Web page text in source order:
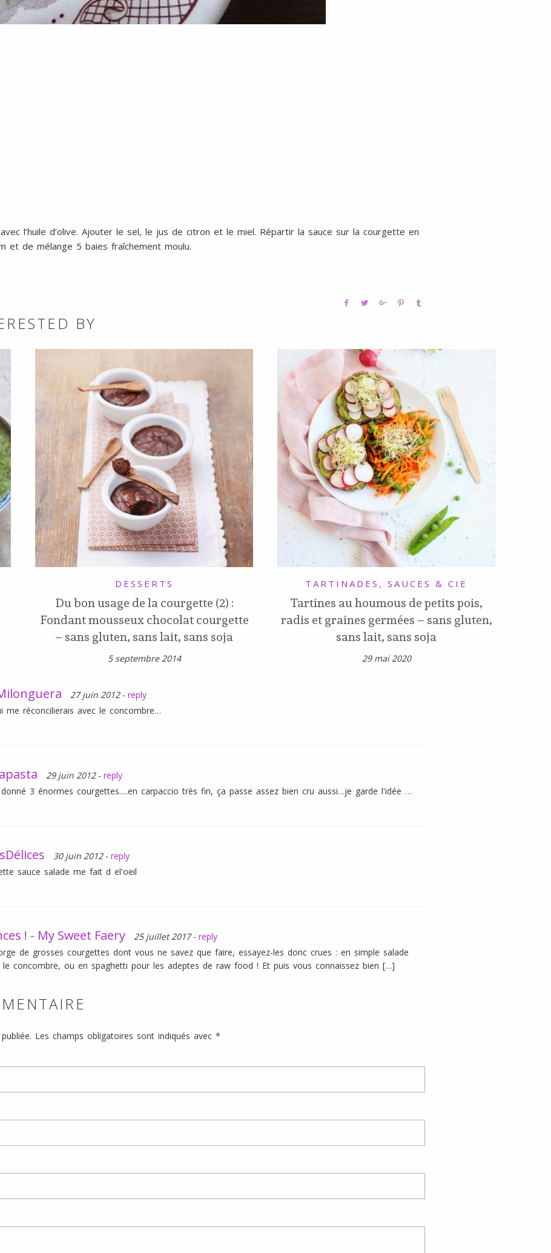
l’huile d’olive. Ajouter le sel, le jus de citron et le miel. Répartir la sauce sur la courgette en
et de mélange 5 baies fraîchement moulu.
BY
DESSERTS
Du bon usage de la courgette (2) :
Fondant mousseux chocolat courgette
– sans gluten, sans lait, sans soja
5 septembre 2014
TARTINADES, SAUCES & CIE
Tartines au houmous de petits pois,
radis et graines germées – sans gluten,
sans lait, sans soja
29 mai 2020
27 juin 2012 - reply
me réconcilierais avec le concombre…
29 juin 2012 - reply
3 énormes courgettes….en carpaccio très fin, ça passe assez bien cru aussi…je garde l'idée …
30 juin 2012 - reply
sauce salade me fait d el'oeil
! - My Sweet Faery 25 juillet 2017 - reply
de grosses courgettes dont vous ne savez que faire, essayez-les donc crues : en simple salade
concombre, ou en spaghetti pour les adeptes de raw food ! Et puis vous connaissez bien […]
Les champs obligatoires sont indiqués avec *